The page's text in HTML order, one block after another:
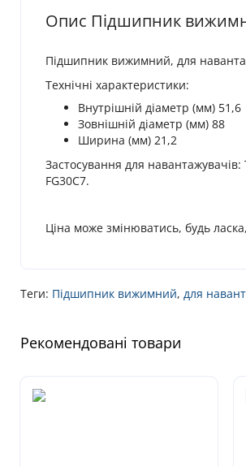
Опис Підшипник
Підшипник вижимний, для
Технічні характеристики:
Внутрішній діаметр (мм) 51,6
Зовнішній діаметр (мм) 88
Ширина (мм) 21,2
Застосування для навантажувачів:
FG30C7.
Ціна може змінюватись, будь
Теги: Підшипник вижимний, для
Рекомендовані товари